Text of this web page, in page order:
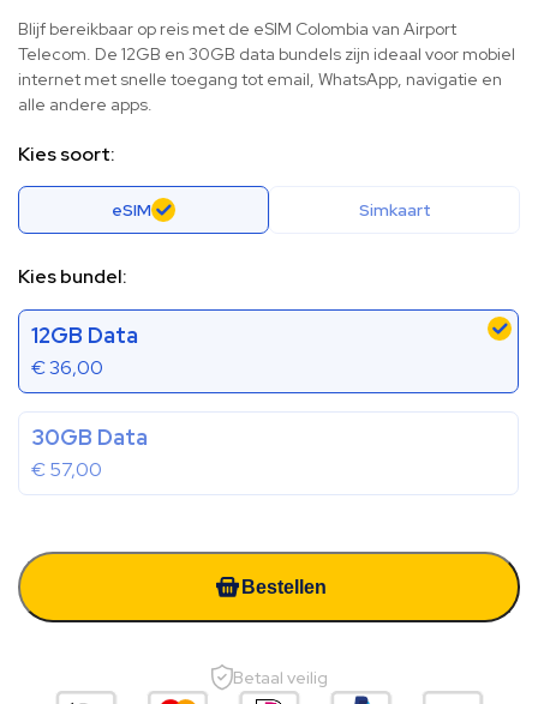
Blijf bereikbaar op reis met de eSIM Colombia van Airport
Telecom. De 12GB en 30GB data bundels zijn ideaal voor mobiel
internet met snelle toegang tot email, WhatsApp, navigatie en
alle andere apps.
Kies soort:
eSIM Simkaart
Kies bundel:
12GB Data
€36,00
30GB Data
€57,00
Bestellen
Betaal veilig